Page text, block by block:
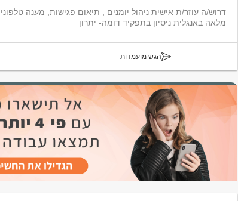
דרוש/ה עוזר/ת אישית ניהול יומנים , תיאום פגישות, מענה
מלאה באנגלית ניסיון בתפקיד דומה- יתרון
הגש מועמדות